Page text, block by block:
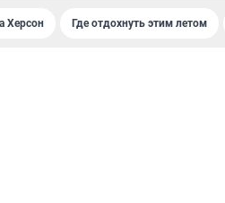
Херсон Где отдохнуть этим летом